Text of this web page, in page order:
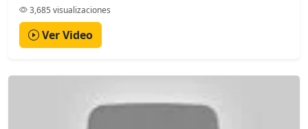
3,685 visualizaciones
Ver Video